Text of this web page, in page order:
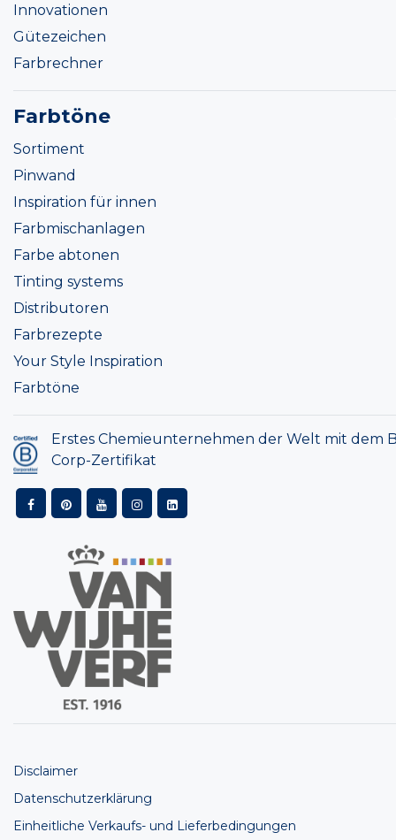
Innovationen
Gütezeichen
Farbrechner
Farbtöne
Sortiment
Pinwand
Inspiration für innen
Farbmischanlagen
Farbe abtonen
Tinting systems
Distributoren
Farbrezepte
Your Style Inspiration
Farbtöne
Erstes Chemieunternehmen der Welt mit dem
Corp-Zertifikat
Disclaimer
Datenschutzerklärung
Einheitliche Verkaufs- und Lieferbedingungen